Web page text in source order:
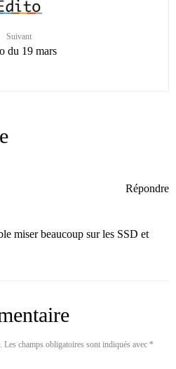
Suivant
du 19 mars
miser beaucoup sur les SSD et
Répondre
Les champs obligatoires sont indiqués avec *